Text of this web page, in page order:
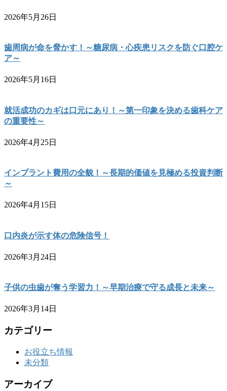
2026年5月26日
歯周病が命を脅かす！～糖尿病・心疾患リスクを防ぐ口腔ケ
ア～
2026年5月16日
就活成功のカギは口元にあり！～第一印象を決める歯科ケア
の重要性～
2026年4月25日
インプラント費用の全貌！～長期的価値を見極める投資判断
～
2026年4月15日
口内炎が示す体の危険信号！
2026年3月24日
子供の虫歯が奪う学習力！～早期治療で守る成長と未来～
2026年3月14日
カテゴリー
お役立ち情報
未分類
アーカイブ